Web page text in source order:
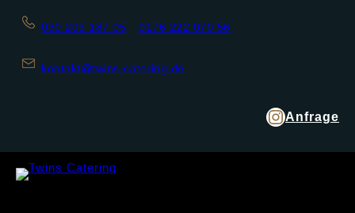
030 203 187 05 0176 222 070 56
kontakt@twins-catering.de
Anfrage